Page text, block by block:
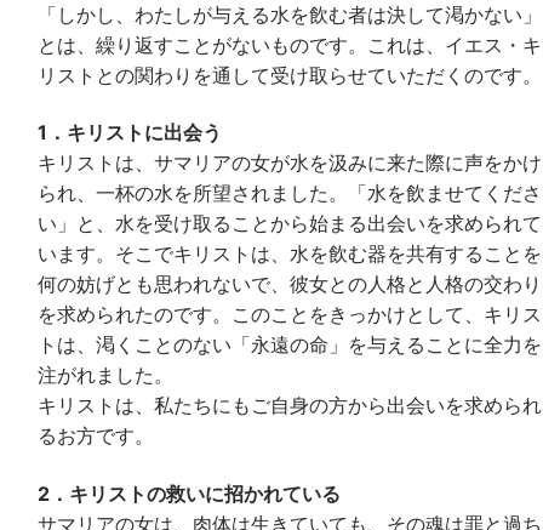
「しかし、わたしが与える水を飲む者は決して渇かない」
とは、繰り返すことがないものです。これは、イエス・キ
リストとの関わりを通して受け取らせていただくのです。
1．キリストに出会う
キリストは、サマリアの女が水を汲みに来た際に声をかけ
られ、一杯の水を所望されました。「水を飲ませてくださ
い」と、水を受け取ることから始まる出会いを求められて
います。そこでキリストは、水を飲む器を共有することを
何の妨げとも思われないで、彼女との人格と人格の交わり
を求められたのです。このことをきっかけとして、キリス
トは、渇くことのない「永遠の命」を与えることに全力を
注がれました。
キリストは、私たちにもご自身の方から出会いを求められ
るお方です。
2．キリストの救いに招かれている
サマリアの女は、肉体は生きていても、その魂は罪と過ち